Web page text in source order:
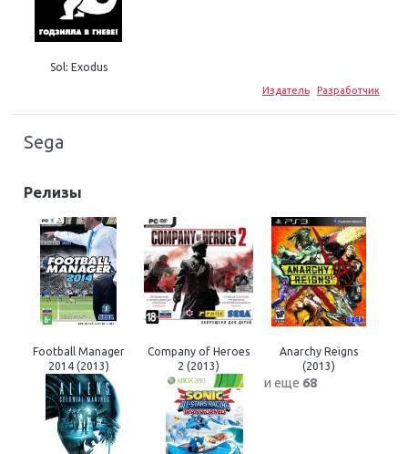
Sol: Exodus
Издатель Разработчик
Sega
Релизы
Football Manager
2014 (2013)
Company of Heroes
2 (2013)
Anarchy Reigns
(2013)
и еще 68